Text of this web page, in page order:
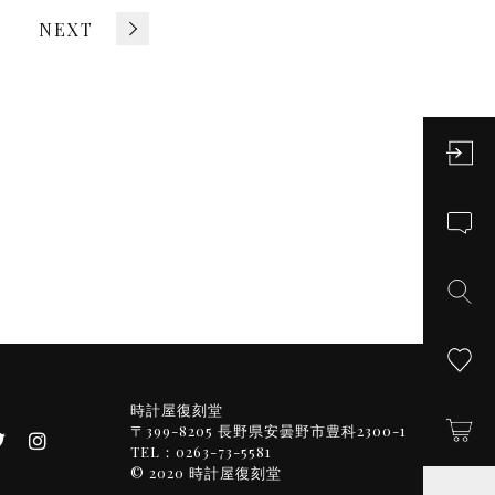
NEXT
時計屋復刻堂
〒399-8205 長野県安曇野市豊科2300-1
TEL：0263-73-5581
© 2020 時計屋復刻堂